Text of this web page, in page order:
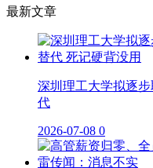
最新文章
深圳理工大学拟逐
代
2026-07-08 0